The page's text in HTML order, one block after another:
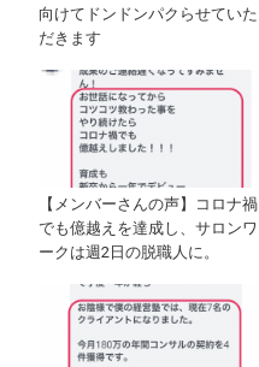
向けてドンドンパクらせていた
だきます
【メンバーさんの声】コロナ禍
でも億越えを達成し、サロンワ
ークは週2日の脱職人に。